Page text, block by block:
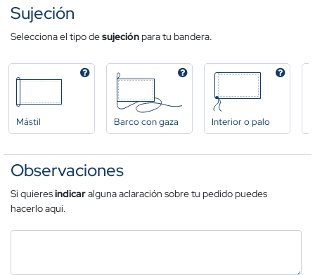
Sujeción
Selecciona el tipo desujeciónpara tu bandera.
Mástil Barco con gaza Interior o palo
Observaciones
Si quieresindicaralguna aclaración sobre tu pedido puedes
hacerlo aquí.